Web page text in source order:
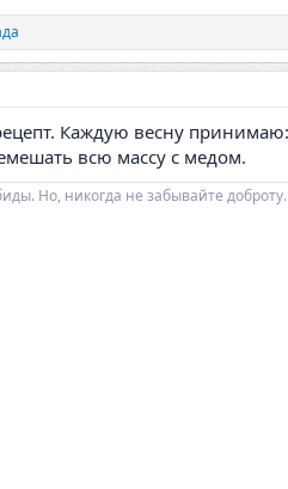
Каждую весну
всю массу с медом.
Но, никогда не забывайте доброту.